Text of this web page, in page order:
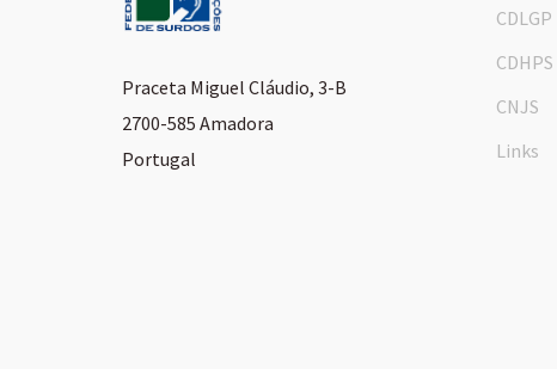
Praceta Miguel Cláudio, 3-B
2700-585 Amadora
Portugal
CDLGP
CDHPS
CNJS
Links